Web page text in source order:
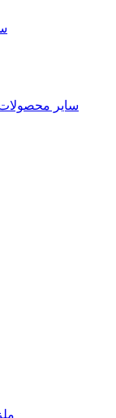
سایر